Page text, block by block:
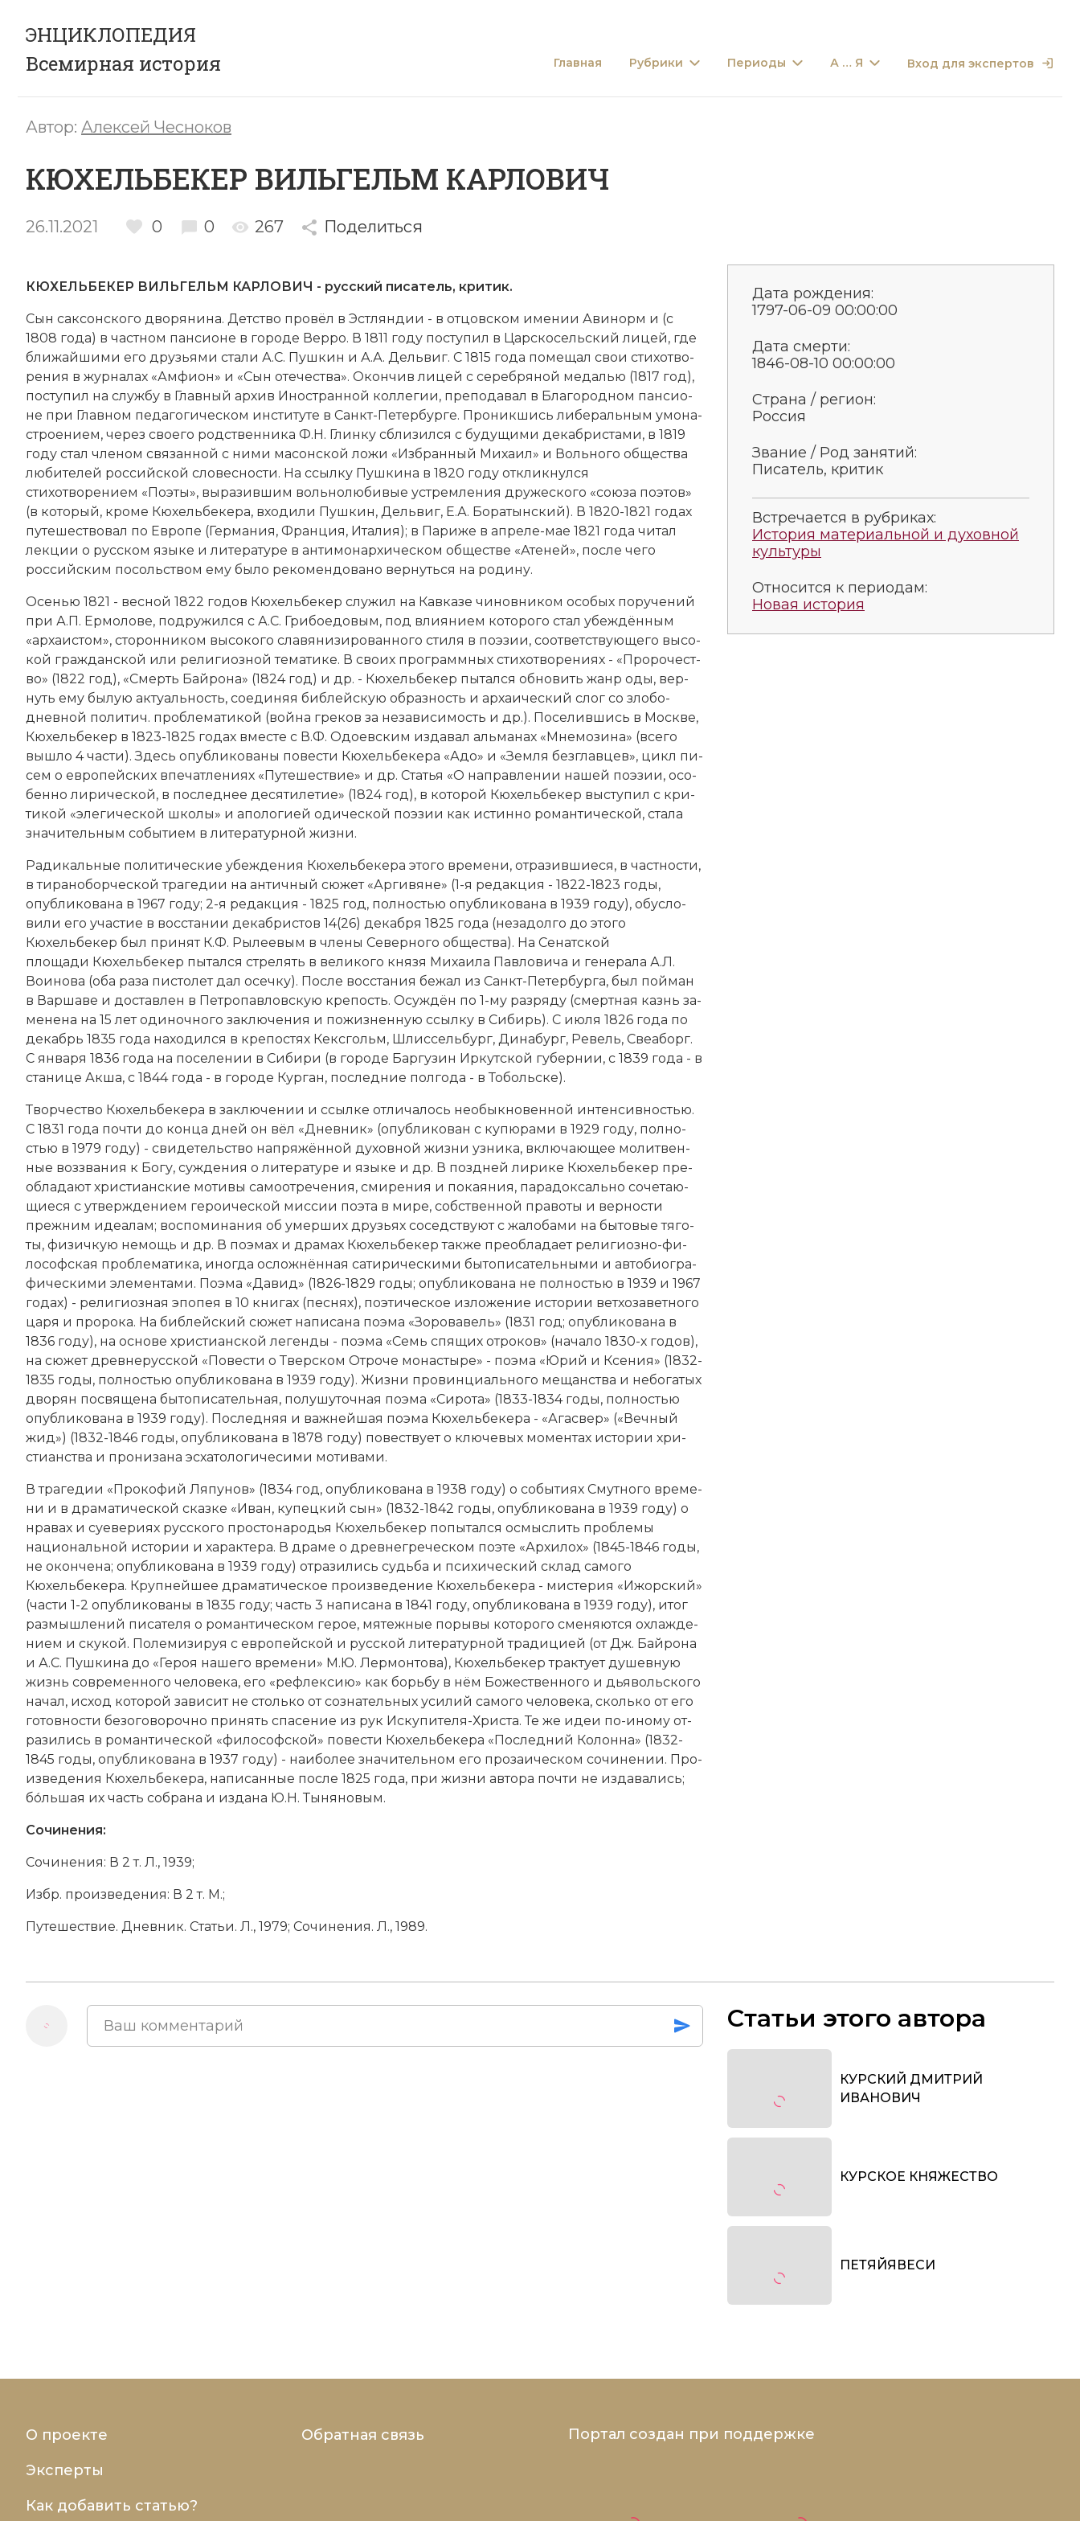
ЭНЦИКЛОПЕДИЯ
Всемирная история
Главная Рубрики Периоды А … Я Вход для экспертов
Автор: Алексей Чесноков
КЮХЕЛЬБЕКЕР ВИЛЬГЕЛЬМ КАРЛОВИЧ
26.11.2021 0 0 267 Поделиться
КЮХЕЛЬБЕКЕР ВИЛЬГЕЛЬМ КАРЛОВИЧ - русский писатель, критик.
Сын сак­сон­ско­го дво­ря­ни­на. Дет­ст­во про­вёл в Эст­лян­дии - в от­цов­ском име­нии Ави­норм и (с
1808 года) в ча­ст­ном пан­сио­не в городе Вер­ро. В 1811 году по­сту­пил в Цар­ско­сель­ский ли­цей, где
бли­жай­ши­ми его друзь­я­ми ста­ли А.С. Пуш­кин и А.А. Дель­виг. С 1815 года по­ме­щал свои сти­хо­тво­
ре­ния в жур­на­лах «Ам­фи­он» и «Сын оте­че­ст­ва». Окон­чив ли­цей с се­реб­ря­ной ме­далью (1817 год),
по­сту­пил на служ­бу в Главный ар­хив Иностранной кол­ле­гии, пре­по­да­вал в Бла­го­род­ном пан­сио­
не при Главном пе­да­гогическом институте в Санкт-Пе­тер­бур­ге. Про­ник­шись ли­бе­раль­ным умо­на­
строе­ни­ем, че­рез сво­его род­ст­вен­ни­ка Ф.Н. Глин­ку сбли­зил­ся с бу­ду­щи­ми де­каб­ри­ста­ми, в 1819
году стал чле­ном свя­зан­ной с ни­ми ма­сон­ской ло­жи «Из­бран­ный Ми­ха­ил» и Воль­но­го об­ще­ст­ва
лю­би­те­лей рос­сий­ской сло­вес­но­сти. На ссыл­ку Пуш­ки­на в 1820 году от­клик­нул­ся
стихотворением «По­эты», вы­ра­зив­шим воль­но­лю­би­вые уст­рем­ле­ния дру­же­ско­го «сою­за по­этов»
(в ко­то­рый, кро­ме Кюхельбекера, вхо­ди­ли Пуш­кин, Дель­виг, Е.А. Бо­ра­тын­ский). В 1820-1821 годах
пу­те­ше­ст­во­вал по Ев­ро­пе (Гер­ма­ния, Фран­ция, Ита­лия); в Па­ри­же в ап­ре­ле-мае 1821 года чи­тал
лек­ции о русском язы­ке и ли­те­ра­ту­ре в ан­ти­мо­нар­хическом обществе «Ате­ней», по­сле че­го
российским по­соль­ст­вом ему бы­ло ре­ко­мен­до­ва­но вер­нуть­ся на ро­ди­ну.
Осе­нью 1821 - вес­ной 1822 годов Кюхельбекер слу­жил на Кав­ка­зе чи­нов­ни­ком осо­бых по­ру­чений
при А.П. Ер­мо­ло­ве, под­ру­жил­ся с А.С. Гри­бое­до­вым, под влия­ни­ем ко­то­ро­го стал убе­ж­дён­ным
«ар­хаи­стом», сто­рон­ни­ком вы­со­ко­го сла­вя­ни­зи­ро­ван­но­го сти­ля в по­эзии, со­от­вет­ст­вую­ще­го вы­со­
кой гражданской или ре­лигиозной те­ма­ти­ке. В сво­их про­грамм­ных сти­хо­тво­ре­ни­ях - «Про­ро­че­ст­
во» (1822 год), «Смерть Бай­ро­на» (1824 год) и др. - Кюхельбекер пы­тал­ся об­но­вить жанр оды, вер­
нуть ему бы­лую ак­ту­аль­ность, со­еди­няя биб­лей­скую об­раз­ность и ар­хаи­че­ский слог со зло­бо­
днев­ной по­ли­тич. про­бле­ма­ти­кой (вой­на гре­ков за не­за­ви­си­мость и др.). По­се­лив­шись в Мо­ск­ве,
Кюхельбекер в 1823-1825 годах вме­сте с В.Ф. Одо­ев­ским из­да­вал альманах «Мне­мо­зи­на» (все­го
вы­шло 4 час­ти). Здесь опуб­ли­ко­ва­ны по­вес­ти Кюхельбекера «Адо» и «Зем­ля без­глав­цев», цикл пи­
сем о ев­ропейских впе­чат­ле­ни­ях «Пу­те­ше­ст­вие» и др. Ста­тья «О на­прав­ле­нии на­шей по­эзии, осо­
бен­но ли­ри­че­ской, в по­след­нее де­сяти­ле­тие» (1824 год), в ко­то­рой Кюхельбекер вы­сту­пил с кри­
ти­кой «эле­ги­че­ской шко­лы» и апо­ло­ги­ей оди­че­ской по­эзии как ис­тин­но ро­ман­ти­че­ской, ста­ла
зна­чительным со­бы­ти­ем в литературной жиз­ни.
Ра­ди­каль­ные по­ли­тические убе­ж­де­ния Кюхельбекера это­го вре­ме­ни, от­ра­зив­шие­ся, в ча­ст­но­сти,
в ти­ра­но­бор­че­ской тра­ге­дии на ан­тич­ный сю­жет «Ар­ги­вя­не» (1-я редакция - 1822-1823 годы,
опубликована в 1967 году; 2-я редакция - 1825 год, пол­но­стью опубликована в 1939 году), обу­сло­
ви­ли его уча­стие в вос­ста­нии де­каб­ри­стов 14(26) декабря 1825 года (не­за­дол­го до это­го
Кюхельбекер был при­нят К.Ф. Ры­лее­вым в чле­ны Северного общества). На Се­нат­ской
площади Кюхельбекер пы­тал­ся стре­лять в великого князя Ми­хаи­ла Пав­ло­ви­ча и генерала А.Л.
Вои­но­ва (оба раза пис­то­лет дал осеч­ку). По­сле вос­ста­ния бе­жал из Санкт-Пе­тер­бур­га, был пой­ман
в Вар­ша­ве и дос­тав­лен в Пе­тро­пав­лов­скую кре­пость. Осу­ж­дён по 1-му раз­ря­ду (смерт­ная казнь за­
ме­не­на на 15 лет оди­ноч­но­го за­клю­че­ния и по­жиз­нен­ную ссыл­ку в Си­бирь). С ию­ля 1826 года по
декабрь 1835 года на­хо­дил­ся в кре­по­стях Кекс­гольм, Шлис­сель­бург, Ди­на­бург, Ре­вель, Свеа­борг.
С января 1836 года на по­се­ле­нии в Си­би­ри (в городе Бар­гу­зин Ир­кут­ской губернии, с 1839 года - в
ста­ни­це Ак­ша, с 1844 года - в городе Кур­ган, по­след­ние пол­го­да - в То­боль­ске).
Твор­че­ст­во Кюхельбекера в за­клю­че­нии и ссыл­ке от­ли­ча­лось не­обык­но­вен­ной ин­тен­сив­но­стью.
С 1831 года поч­ти до кон­ца дней он вёл «Днев­ник» (опубликован с ку­пю­ра­ми в 1929 году, пол­но­
стью в 1979 году) - сви­де­тель­ст­во на­пря­жён­ной ду­хов­ной жиз­ни уз­ни­ка, вклю­чаю­щее мо­лит­вен­
ные воз­зва­ния к Бо­гу, су­ж­де­ния о ли­те­ра­ту­ре и язы­ке и др. В позд­ней ли­ри­ке Кюхельбекер пре­
об­ла­да­ют хри­сти­ан­ские мо­ти­вы са­мо­от­ре­че­ния, сми­ре­ния и по­кая­ния, па­ра­док­саль­но со­че­таю­
щие­ся с ут­вер­жде­ни­ем ге­ро­ической мис­сии по­эта в ми­ре, соб­ст­вен­ной пра­во­ты и вер­но­сти
преж­ним идеа­лам; вос­по­ми­на­ния об умер­ших друзь­ях со­сед­ст­ву­ют с жа­ло­ба­ми на бы­то­вые тя­го­
ты, фи­зичкую не­мощь и др. В по­эмах и дра­мах Кюхельбекер так­же пре­об­ла­да­ет ре­лигиозно-фи­
лософская про­бле­ма­ти­ка, ино­гда ос­лож­нён­ная са­ти­рическими бы­то­пи­са­тель­ны­ми и ав­то­био­гра­
фическими эле­мен­та­ми. По­эма «Да­вид» (1826-1829 годы; опубликована не пол­но­стью в 1939 и 1967
годах) - ре­лигиозная эпо­пея в 10 кни­гах (пес­нях), по­этическое из­ло­же­ние ис­то­рии вет­хо­за­вет­но­го
ца­ря и про­ро­ка. На биб­лей­ский сю­жет на­пи­са­на по­эма «Зо­ро­ва­вель» (1831 год; опубликована в
1836 году), на ос­но­ве хри­сти­ан­ской ле­ген­ды - по­эма «Семь спя­щих от­ро­ков» (начало 1830-х годов),
на сю­жет древнерусской «По­вес­ти о Твер­ском От­ро­че мо­на­сты­ре» - по­эма «Юрий и Ксе­ния» (1832-
1835 годы, пол­но­стью опубликована в 1939 году). Жиз­ни про­винциального ме­щан­ст­ва и не­бо­га­тых
дво­рян по­свя­ще­на бы­то­пи­са­тель­ная, по­лу­шу­точ­ная по­эма «Си­ро­та» (1833-1834 годы, пол­но­стью
опубликована в 1939 году). По­след­няя и важ­ней­шая по­эма Кюхельбекера - «Агас­вер» («Веч­ный
жид») (1832-1846 годы, опубликована в 1878 году) по­ве­ст­ву­ет о клю­че­вых мо­мен­тах ис­то­рии хри­
сти­ан­ст­ва и про­ни­за­на эс­ха­то­ло­гичесими мо­ти­ва­ми.
В тра­ге­дии «Про­ко­фий Ля­пу­нов» (1834 год, опубликована в 1938 году) о со­бы­ти­ях Смут­но­го вре­ме­
ни и в дра­ма­тической сказ­ке «Иван, ку­пец­кий сын» (1832-1842 годы, опубликована в 1939 году) о
нра­вах и суе­ве­ри­ях русского про­сто­на­ро­дья Кюхельбекер по­пы­тал­ся ос­мыс­лить про­бле­мы
национальной ис­то­рии и ха­рак­те­ра. В дра­ме о древнегреческом по­эте «Ар­хи­лох» (1845-1846 годы,
не окон­че­на; опубликована в 1939 году) от­ра­зились судь­ба и пси­хический склад са­мо­го
Кюхельбекера. Круп­ней­шее дра­ма­тическое про­из­ве­де­ние Кюхельбекера - мис­те­рия «Ижор­ский»
(части 1-2 опубликованы в 1835 году; часть 3 на­пи­са­на в 1841 году, опубликована в 1939 году), итог
раз­мыш­ле­ний пи­са­те­ля о ро­ман­тическом ге­рое, мя­теж­ные по­ры­вы ко­то­ро­го сме­ня­ют­ся ох­ла­ж­де­
ни­ем и ску­кой. По­ле­ми­зи­руя с ев­ропейской и русской ли­те­ра­тур­ной тра­ди­ци­ей (от Дж. Бай­ро­на
и А.С. Пуш­ки­на до «Ге­роя на­ше­го вре­ме­ни» М.Ю. Лер­мон­то­ва), Кюхельбекер трак­ту­ет ду­шев­ную
жизнь современного че­ло­ве­ка, его «реф­лек­сию» как борь­бу в нём Бо­же­ст­вен­но­го и дья­воль­ско­го
на­чал, ис­ход ко­то­рой за­ви­сит не столь­ко от соз­на­тель­ных уси­лий са­мо­го че­ло­ве­ка, сколь­ко от его
го­тов­но­сти бе­зо­го­во­роч­но при­нять спа­се­ние из рук Ис­ку­пи­те­ля-Хри­ста. Те же идеи по-ино­му от­
ра­зи­лись в ро­ман­тической «фи­ло­соф­ской» по­вес­ти Кюхельбекера «По­след­ний Ко­лон­на» (1832-
1845 годы, опубликована в 1937 году) - наи­бо­лее зна­чи­тель­ном его про­за­ическом со­чи­не­нии. Про­
из­ве­де­ния Кюхельбекера, на­пи­сан­ные пос­ле 1825 года, при жиз­ни ав­то­ра поч­ти не из­да­ва­лись;
бо́ль­шая их часть со­б­ра­на и из­да­на Ю.Н. Ты­ня­но­вым.
Сочинения:
Со­чи­не­ния: В 2 т. Л., 1939;
Избр. про­из­ве­де­ния: В 2 т. М.;
Пу­те­ше­ст­вие. Днев­ник. Ста­тьи. Л., 1979; Со­чи­не­ния. Л., 1989.
Дата рождения:
1797-06-09 00:00:00
Дата смерти:
1846-08-10 00:00:00
Страна / регион:
Россия
Звание / Род занятий:
Писатель, критик
Встречается в рубриках:
История материальной и духовной
культуры
Относится к периодам:
Новая история
Статьи этого автора
КУРСКИЙ ДМИТРИЙ
ИВАНОВИЧ
КУРСКОЕ КНЯЖЕСТВО
ПЕТЯЙЯВЕСИ
О проекте
Эксперты
Как добавить статью?
Обратная связь Портал создан при поддержке